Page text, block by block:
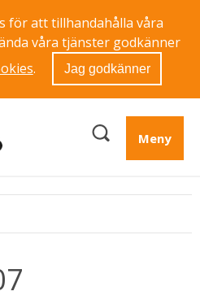
för att tillhandahålla våra
våra tjänster godkänner
. Jag godkänner
Meny